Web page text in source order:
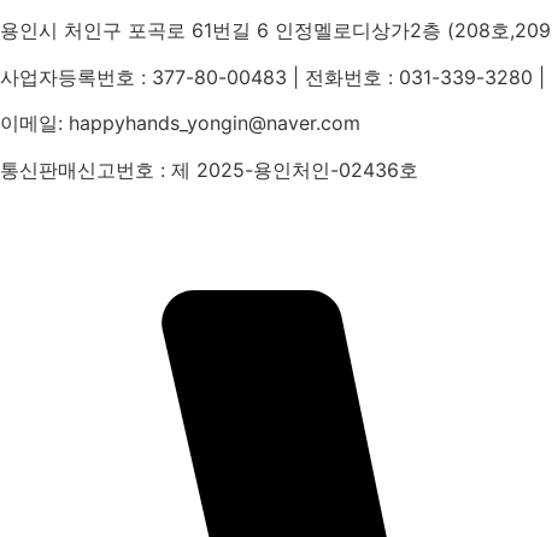
용인시 처인구 포곡로 61번길 6 인정멜로디상가2층 (208호
사업자등록번호 : 377-80-00483 | 전화번호 : 031-339-3280 |
이메일: happyhands_yongin@naver.com
통신판매신고번호 : 제 2025-용인처인-02436호